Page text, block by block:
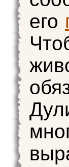
его